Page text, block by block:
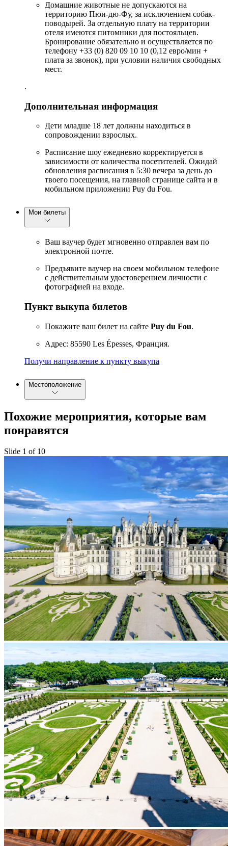
Домашние животные не допускаются на
территорию Пюи-дю-Фу, за исключением собак-
поводырей. За отдельную плату на территории
отеля имеются питомники для постояльцев.
Бронирование обязательно и осуществляется по
телефону +33 (0) 820 09 10 10 (0,12 евро/мин +
плата за звонок), при условии наличия свободных
мест.
.
Дополнительная информация
Дети младше 18 лет должны находиться в
сопровождении взрослых.
Расписание шоу ежедневно корректируется в
зависимости от количества посетителей. Ожидай
обновления расписания в 5:30 вечера за день до
твоего посещения, на главной странице сайта и в
мобильном приложении Puy du Fou.
Мои билеты
Ваш ваучер будет мгновенно отправлен вам по
электронной почте.
Предъявите ваучер на своем мобильном телефоне
с действительным удостоверением личности с
фотографией на входе.
Пункт выкупа билетов
Покажите ваш билет на сайте Puy du Fou.
Адрес: 85590 Les Épesses, Франция.
Получи направление к пункту выкупа
Местоположение
Похожие мероприятия, которые вам
понравятся
Slide 1 of 10